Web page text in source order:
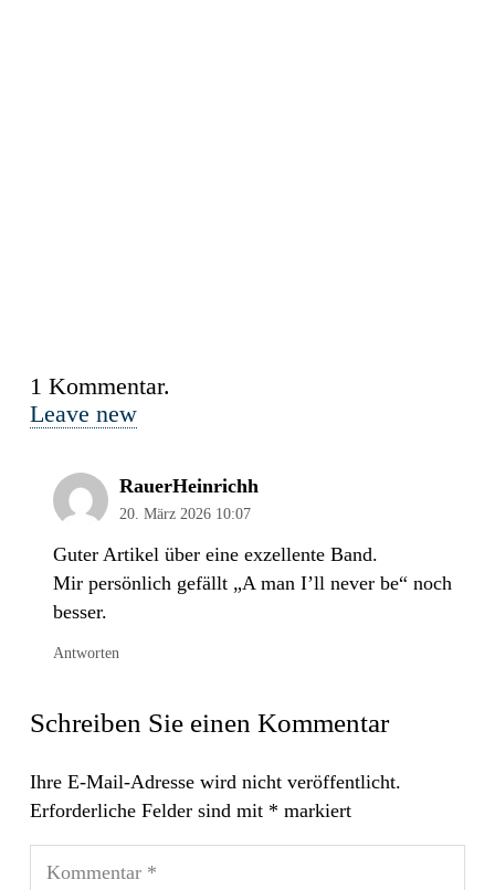
1 Kommentar.
Leave new
RauerHeinrichh
20. März 2026 10:07
Guter Artikel über eine exzellente Band.
Mir persönlich gefällt „A man I’ll never be“ noch
besser.
Antworten
Schreiben Sie einen Kommentar
Ihre E-Mail-Adresse wird nicht veröffentlicht.
Erforderliche Felder sind mit * markiert